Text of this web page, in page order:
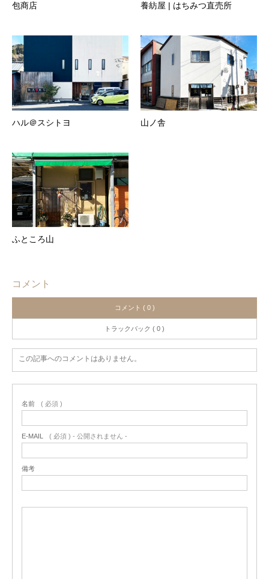
包商店 養紡屋 | はちみつ直売所
ハル＠スシトヨ 山ノ舎
ふところ山
コメント
コメント ( 0 )
トラックバック ( 0 )
この記事へのコメントはありません。
名前 ( 必須 )
E-MAIL ( 必須 ) - 公開されません -
備考